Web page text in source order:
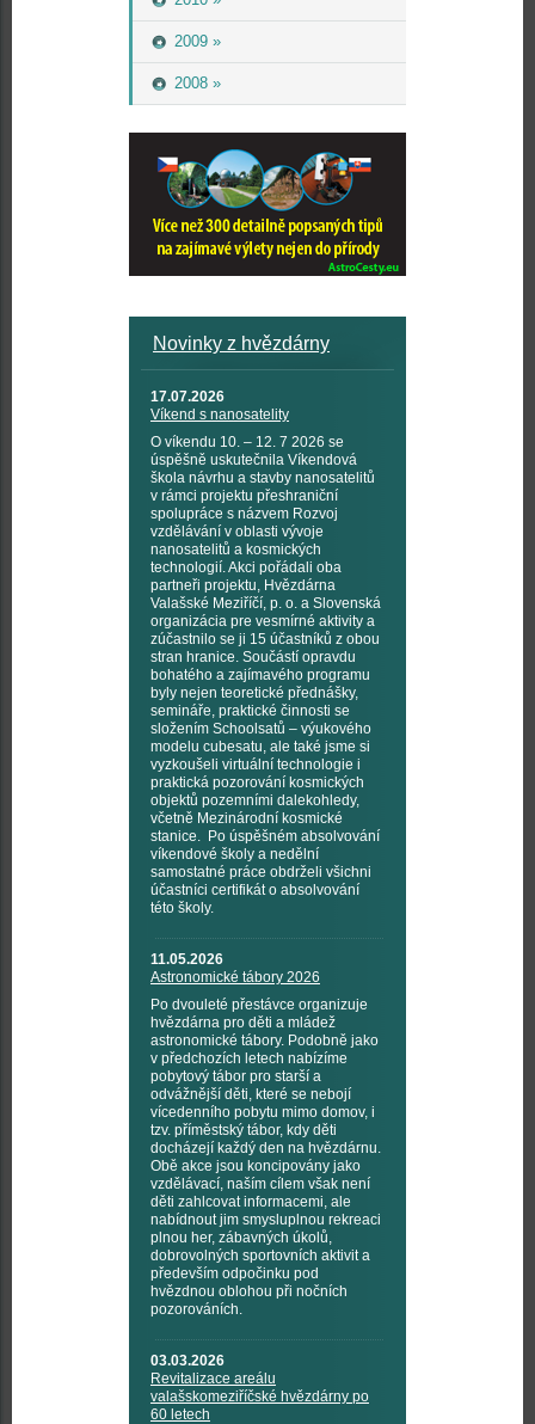
2009 »
2008 »
Novinky z hvězdárny
17.07.2026
Víkend s nanosatelity
O víkendu 10. – 12. 7 2026 se
úspěšně uskutečnila Víkendová
škola návrhu a stavby nanosatelitů
v rámci projektu přeshraniční
spolupráce s názvem Rozvoj
vzdělávání v oblasti vývoje
nanosatelitů a kosmických
technologií. Akci pořádali oba
partneři projektu, Hvězdárna
Valašské Meziříčí, p. o. a Slovenská
organizácia pre vesmírné aktivity a
zúčastnilo se ji 15 účastníků z obou
stran hranice. Součástí opravdu
bohatého a zajímavého programu
byly nejen teoretické přednášky,
semináře, praktické činnosti se
složením Schoolsatů – výukového
modelu cubesatu, ale také jsme si
vyzkoušeli virtuální technologie i
praktická pozorování kosmických
objektů pozemními dalekohledy,
včetně Mezinárodní kosmické
stanice. Po úspěšném absolvování
víkendové školy a nedělní
samostatné práce obdrželi všichni
účastníci certifikát o absolvování
této školy.
11.05.2026
Astronomické tábory 2026
Po dvouleté přestávce organizuje
hvězdárna pro děti a mládež
astronomické tábory. Podobně jako
v předchozích letech nabízíme
pobytový tábor pro starší a
odvážnější děti, které se nebojí
vícedenního pobytu mimo domov, i
tzv. příměstský tábor, kdy děti
docházejí každý den na hvězdárnu.
Obě akce jsou koncipovány jako
vzdělávací, naším cílem však není
děti zahlcovat informacemi, ale
nabídnout jim smysluplnou rekreaci
plnou her, zábavných úkolů,
dobrovolných sportovních aktivit a
především odpočinku pod
hvězdnou oblohou při nočních
pozorováních.
03.03.2026
Revitalizace areálu
valašskomeziříčské hvězdárny po
60 letech